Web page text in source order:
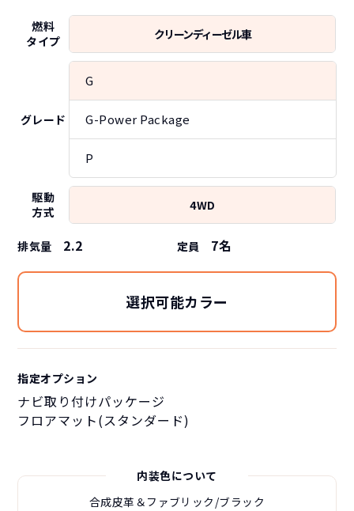
燃料
タイプ
クリーンディーゼル車
グレード
G
G-Power Package
P
駆動
方式
4WD
排気量 2.2 定員 7名
選択可能カラー
指定オプション
ナビ取り付けパッケージ
フロアマット(スタンダード)
内装色について
合成皮革＆ファブリック/ブラック